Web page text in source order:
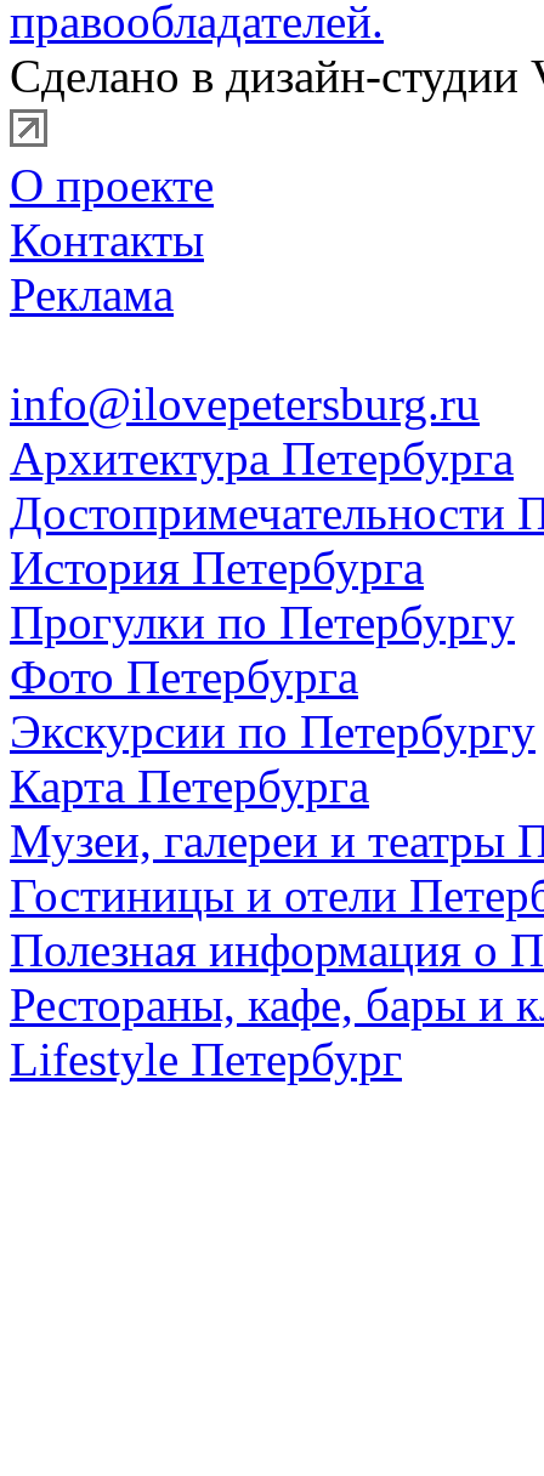
правообладателей.
Сделано в дизайн-студии
О проекте
Контакты
Реклама
info@ilovepetersburg.ru
Архитектура Петербурга
Достопримечательности
История Петербурга
Прогулки по Петербургу
Фото Петербурга
Экскурсии по Петербургу
Карта Петербурга
Музеи, галереи и театры
Гостиницы и отели
Полезная информация о
Рестораны, кафе, бары и
Lifestyle Петербург